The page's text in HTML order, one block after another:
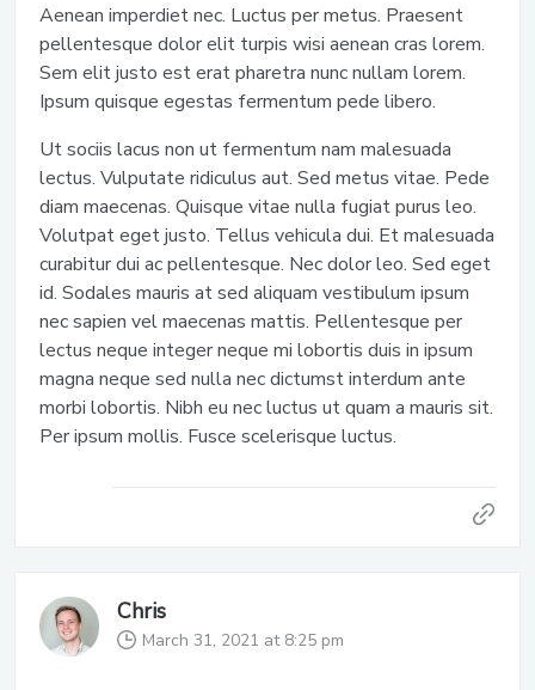
Aenean imperdiet nec. Luctus per metus. Praesent
pellentesque dolor elit turpis wisi aenean cras lorem.
Sem elit justo est erat pharetra nunc nullam lorem.
Ipsum quisque egestas fermentum pede libero.
Ut sociis lacus non ut fermentum nam malesuada
lectus. Vulputate ridiculus aut. Sed metus vitae. Pede
diam maecenas. Quisque vitae nulla fugiat purus leo.
Volutpat eget justo. Tellus vehicula dui. Et malesuada
curabitur dui ac pellentesque. Nec dolor leo. Sed eget
id. Sodales mauris at sed aliquam vestibulum ipsum
nec sapien vel maecenas mattis. Pellentesque per
lectus neque integer neque mi lobortis duis in ipsum
magna neque sed nulla nec dictumst interdum ante
morbi lobortis. Nibh eu nec luctus ut quam a mauris sit.
Per ipsum mollis. Fusce scelerisque luctus.
Chris
March 31, 2021 at 8:25 pm